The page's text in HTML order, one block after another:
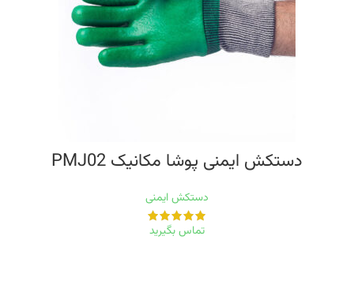
دستکش ایمنی پوشا مکانیک PMJ02
دستکش ایمنی
تماس بگیرید